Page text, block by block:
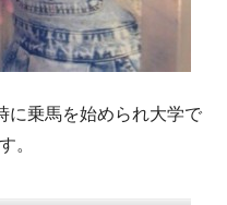
に乗馬を始められ大学で
。